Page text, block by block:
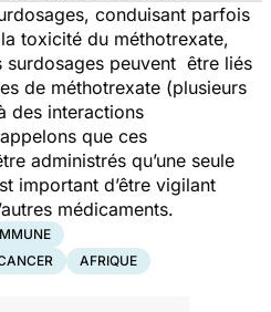
conduisant parfois
toxicité du méthotrexate,
surdosages peuvent être liés
de méthotrexate (plusieurs
des interactions
que ces
administrés qu’une seule
important d’être vigilant
médicaments.
AFRIQUE